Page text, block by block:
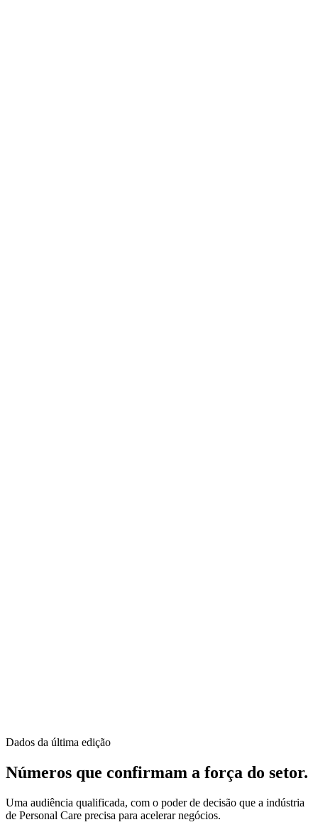
Dados da última edição
Números que confirmam a força do setor.
Uma audiência qualificada, com o poder de decisão que a indústria
de Personal Care precisa para acelerar negócios.